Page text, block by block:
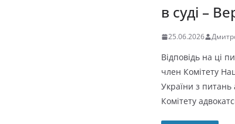
в суді –
25.06.2026
Відповідь на ці
член Комітету
України з питань
Комітету